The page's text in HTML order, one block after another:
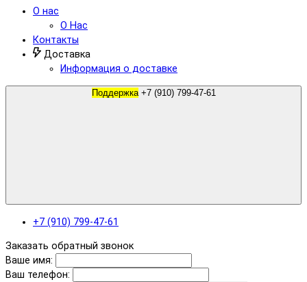
О нас
О Нас
Контакты
Доставка
Информация о доставке
Поддержка +7 (910) 799-47-61
+7 (910) 799-47-61
Заказать обратный звонок
Ваше имя:
Ваш телефон: